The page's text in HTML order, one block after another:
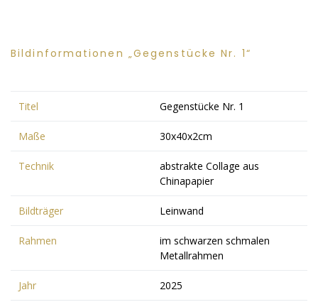
Bildinformationen „Gegenstücke Nr. 1“
Titel Gegenstücke Nr. 1
Maße 30x40x2cm
Technik
abstrakte Collage aus
Chinapapier
Bildträger Leinwand
Rahmen
im schwarzen schmalen
Metallrahmen
Jahr 2025